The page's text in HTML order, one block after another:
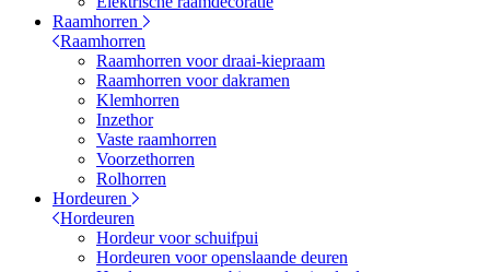
Raamhorren
Raamhorren
Raamhorren voor draai-kiepraam
Raamhorren voor dakramen
Klemhorren
Inzethor
Vaste raamhorren
Voorzethorren
Rolhorren
Hordeuren
Hordeuren
Hordeur voor schuifpui
Hordeuren voor openslaande deuren